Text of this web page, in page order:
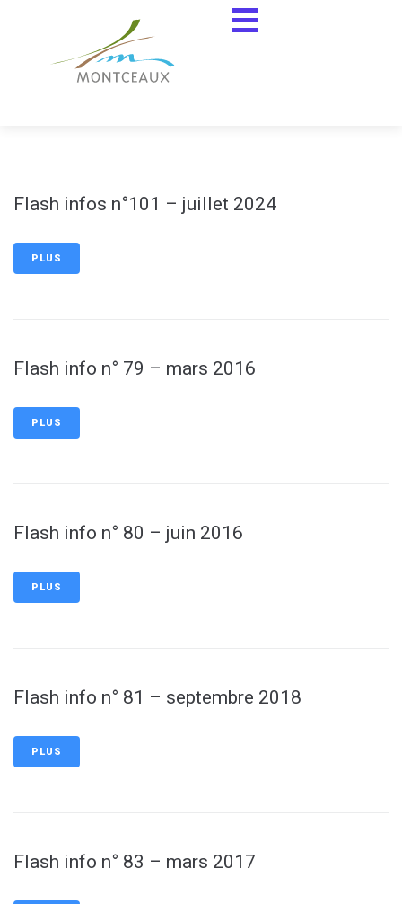
Flash infos n°103 – juillet 2025
Flash infos n°101 – juillet 2024
PLUS
Flash info n° 79 – mars 2016
PLUS
Flash info n° 80 – juin 2016
PLUS
Flash info n° 81 – septembre 2018
PLUS
Flash info n° 83 – mars 2017